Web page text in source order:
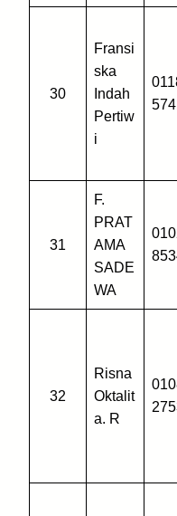
30
Fransi
ska
Indah
Pertiw
i
31
F.
PRAT
AMA
SADE
WA
32
Risna
Oktalit
a. R